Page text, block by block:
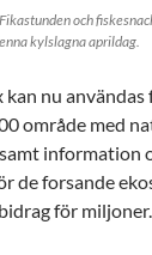
och
kylslagna aprildag.
nu
område med
information
de forsande
för miljoner.